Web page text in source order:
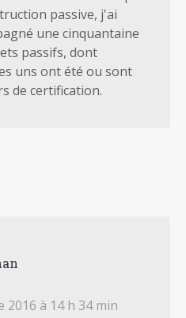
passive, j'ai
une cinquantaine
passifs, dont
uns ont été ou sont
de certification.
2016 à 14 h 34 min